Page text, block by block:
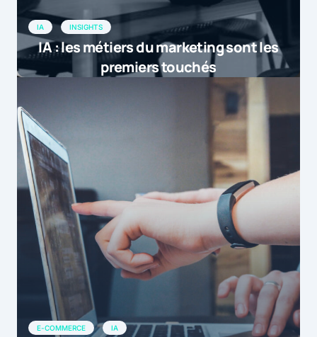
IA INSIGHTS
IA : les métiers du marketing sont les
premiers touchés
E-COMMERCE IA